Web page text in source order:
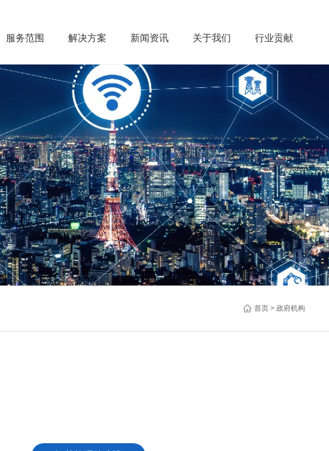
服务范围 解决方案 新闻资讯 关于我们 行业贡献
首页> 政府机构